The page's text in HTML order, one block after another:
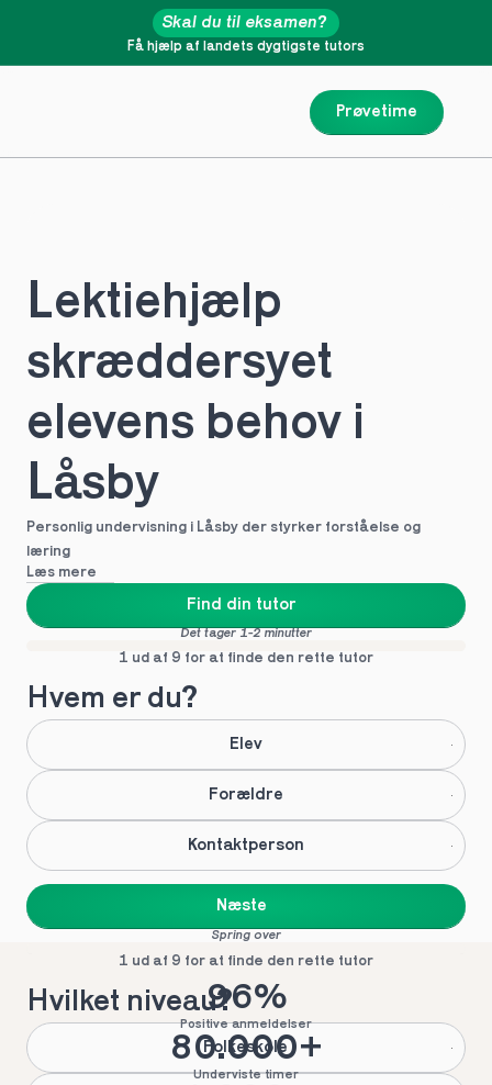
Prøvetime
Få hjælp af landets dygtigste tutors
Skal du til eksamen?
Lektiehjælp
skræddersyet
elevens behov i
Låsby
Personlig undervisning i Låsby der styrker forståelse og
læring
Læs mere
Find din tutor
Det tager 1-2 minutter
1 ud af 9 for at finde den rette tutor
Hvem er du?
Elev
Forældre
Kontaktperson
Næste
Spring over
1 ud af 9 for at finde den rette tutor
Hvilket niveau?
Folkeskole
96%
Positive anmeldelser
80.000+
Underviste timer